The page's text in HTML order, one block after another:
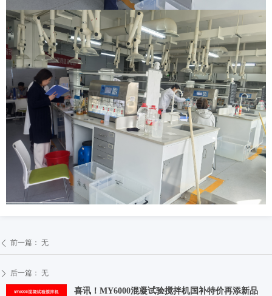
ꄴ 前一篇： 无
ꄲ 后一篇： 无
喜讯！MY6000混凝试验搅拌机国补特价再添新品